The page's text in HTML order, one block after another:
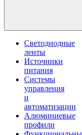
Светодиодные
ленты
Источники
питания
Системы
управления
и
автоматизации
Алюминиевые
профили